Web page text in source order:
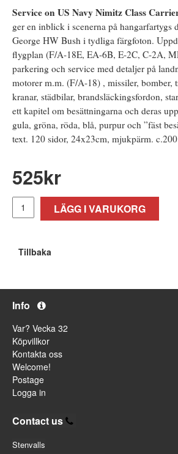
Service on US Navy Nimitz Class
ger en inblick i scenerna på hangarfartygs
George HW Bush i tydliga färgfoton.
flygplan (F/A-18E, EA-6B, E-2C, C-2A,
parkering och service med detaljer på
motorer m.m. (F/A-18) , missiler, bomber,
kranar, städbilar, brandsläckingsfordon,
ett kapitel om besättningarna och deras
gula, gröna, röda, blå, purpur och ”fäst
text. 120 sidor, 24x23cm, mjukpärm.
525kr
LÄGG I VARUKORG
Tillbaka
Info
Var? Vecka 32
Köpvillkor
Kontakta oss
Welcome!
Postage
Logga in
Contact us
Stenvalls